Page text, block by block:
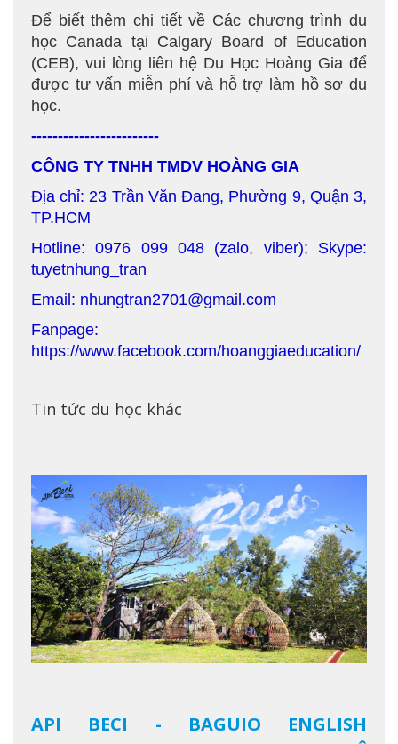
Để biết thêm chi tiết về Các chương trình du
học Canada tại Calgary Board of Education
(CEB), vui lòng liên hệ Du Học Hoàng Gia để
được tư vấn miễn phí và hỗ trợ làm hồ sơ du
học.
------------------------
CÔNG TY TNHH TMDV HOÀNG GIA
Địa chỉ: 23 Trần Văn Đang, Phường 9, Quận 3,
TP.HCM
Hotline: 0976 099 048 (zalo, viber); Skype:
tuyetnhung_tran
Email: nhungtran2701@gmail.com
Fanpage:
https://www.facebook.com/hoanggiaeducation/
Tin tức du học khác
API BECI - BAGUIO ENGLISH